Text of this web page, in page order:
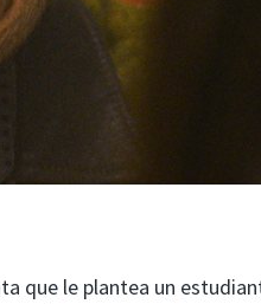
que le plantea un